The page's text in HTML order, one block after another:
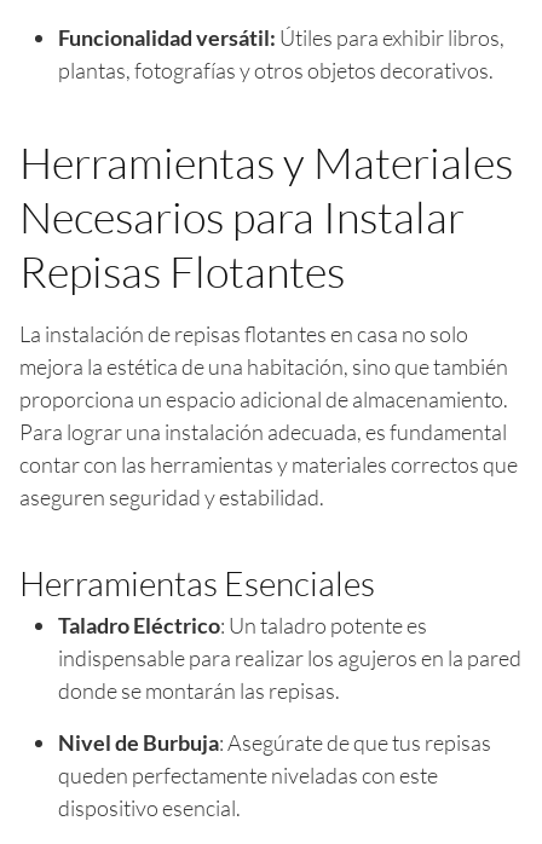
Funcionalidad versátil: Útiles para exhibir libros,
plantas, fotografías y otros objetos decorativos.
Herramientas y Materiales
Necesarios para Instalar
Repisas Flotantes
La instalación de repisas flotantes en casa no solo
mejora la estética de una habitación, sino que también
proporciona un espacio adicional de almacenamiento.
Para lograr una instalación adecuada, es fundamental
contar con las herramientas y materiales correctos que
aseguren seguridad y estabilidad.
Herramientas Esenciales
Taladro Eléctrico: Un taladro potente es
indispensable para realizar los agujeros en la pared
donde se montarán las repisas.
Nivel de Burbuja: Asegúrate de que tus repisas
queden perfectamente niveladas con este
dispositivo esencial.